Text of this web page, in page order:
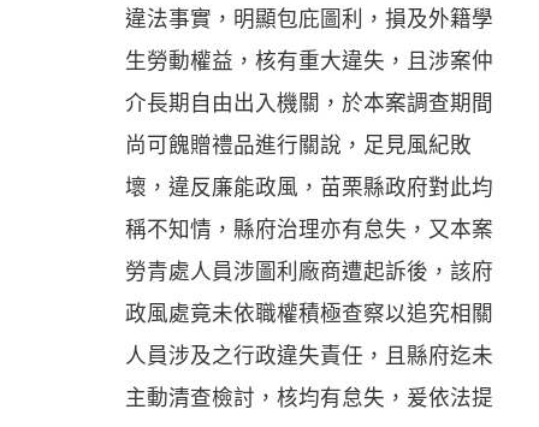
違法事實，明顯包庇圖利，損及外籍學
生勞動權益，核有重大違失，且涉案仲
介長期自由出入機關，於本案調查期間
尚可餽贈禮品進行關說，足見風紀敗
壞，違反廉能政風，苗栗縣政府對此均
稱不知情，縣府治理亦有怠失，又本案
勞青處人員涉圖利廠商遭起訴後，該府
政風處竟未依職權積極查察以追究相關
人員涉及之行政違失責任，且縣府迄未
主動清查檢討，核均有怠失，爰依法提